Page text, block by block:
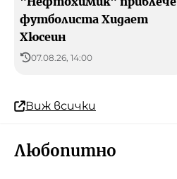
футболиста Хидает
Хюсеин
07.08.26, 14:00
Виж всички
Любопитно